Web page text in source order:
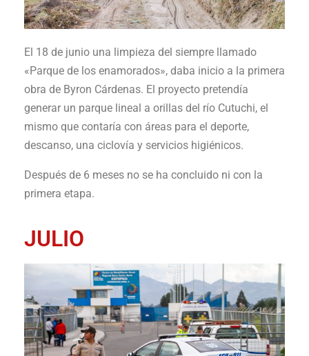
El 18 de junio una limpieza del siempre llamado
«Parque de los enamorados», daba inicio a la primera
obra de Byron Cárdenas. El proyecto pretendía
generar un parque lineal a orillas del río Cutuchi, el
mismo que contaría con áreas para el deporte,
descanso, una ciclovía y servicios higiénicos.
Después de 6 meses no se ha concluido ni con la
primera etapa.
JULIO